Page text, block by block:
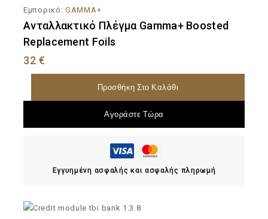
Εμπορικό: GAMMA+
Ανταλλακτικό Πλέγμα Gamma+ Boosted
Replacement Foils
32€
Προσθήκη Στο Καλάθι
Αγοράστε Τώρα
Εγγυημένη ασφαλής και ασφαλής πληρωμή